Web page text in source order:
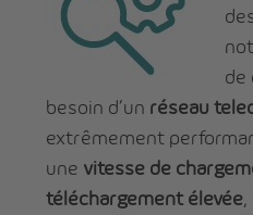
de
besoin d’un réseau
extrêmement
une vitesse de
téléchargement élevée